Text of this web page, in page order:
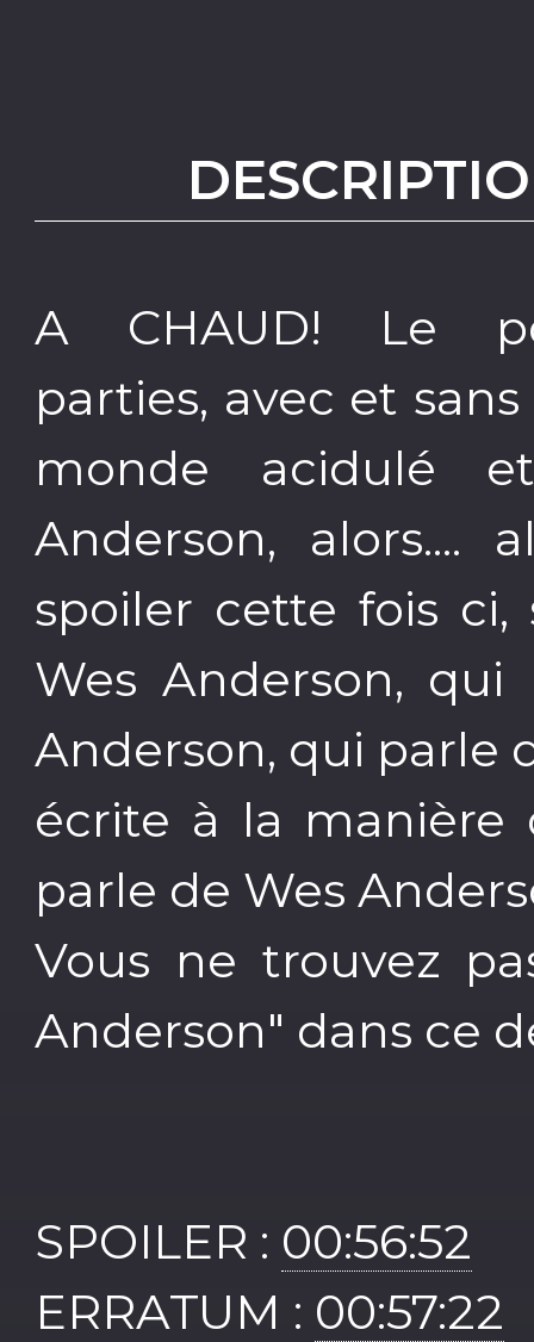
A CHAUD! Le
parties, avec et
monde acidulé
Anderson, alors....
spoiler cette fois ci,
Wes Anderson,
Anderson, qui parle
écrite à la manière
parle de Wes
Vous ne trouvez
Anderson" dans ce
SPOILER : 00:56:52
ERRATUM : 00:57:22